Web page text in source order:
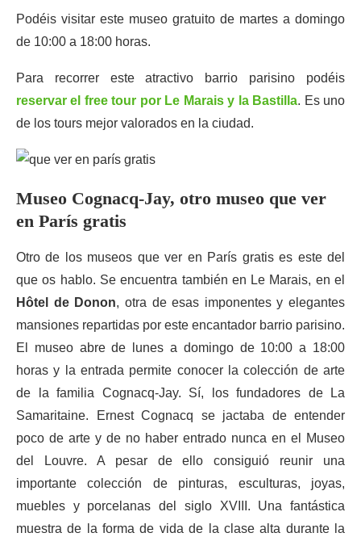
Podéis visitar este museo gratuito de martes a domingo
de 10:00 a 18:00 horas.
Para recorrer este atractivo barrio parisino podéis
reservar el free tour por Le Marais y la Bastilla. Es uno
de los tours mejor valorados en la ciudad.
Museo Cognacq-Jay, otro museo que ver
en París gratis
Otro de los museos que ver en París gratis es este del
que os hablo. Se encuentra también en Le Marais, en el
Hôtel de Donon, otra de esas imponentes y elegantes
mansiones repartidas por este encantador barrio parisino.
El museo abre de lunes a domingo de 10:00 a 18:00
horas y la entrada permite conocer la colección de arte
de la familia Cognacq-Jay. Sí, los fundadores de La
Samaritaine. Ernest Cognacq se jactaba de entender
poco de arte y de no haber entrado nunca en el Museo
del Louvre. A pesar de ello consiguió reunir una
importante colección de pinturas, esculturas, joyas,
muebles y porcelanas del siglo XVIII. Una fantástica
muestra de la forma de vida de la clase alta durante la